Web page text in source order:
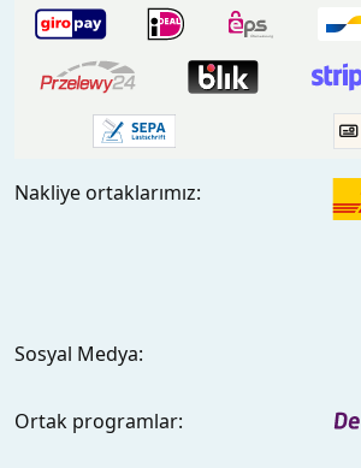
Nakliye ortaklarımız:
Sosyal Medya:
Ortak programlar: